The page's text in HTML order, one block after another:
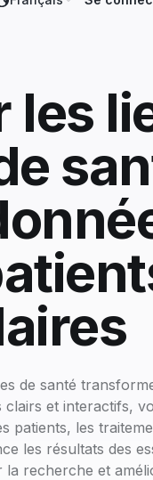
les
de santé
clairs et interactifs,
patients, les
les résultats des
la recherche et